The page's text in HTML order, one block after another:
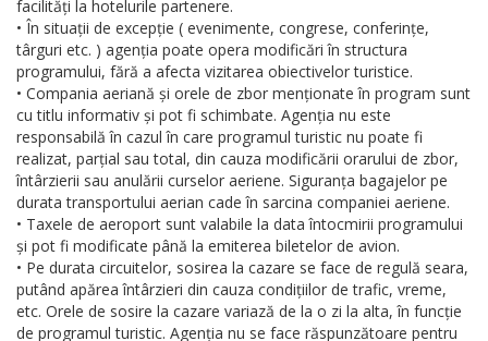
facilități la hotelurile partenere.
• În situații de excepție ( evenimente, congrese, conferințe,
târguri etc. ) agenția poate opera modificări în structura
programului, fără a afecta vizitarea obiectivelor turistice.
• Compania aeriană și orele de zbor menționate în program sunt
cu titlu informativ și pot fi schimbate. Agenția nu este
responsabilă în cazul în care programul turistic nu poate fi
realizat, parțial sau total, din cauza modificării orarului de zbor,
întârzierii sau anulării curselor aeriene. Siguranța bagajelor pe
durata transportului aerian cade în sarcina companiei aeriene.
• Taxele de aeroport sunt valabile la data întocmirii programului
și pot fi modificate până la emiterea biletelor de avion.
• Pe durata circuitelor, sosirea la cazare se face de regulă seara,
putând apărea întârzieri din cauza condițiilor de trafic, vreme,
etc. Orele de sosire la cazare variază de la o zi la alta, în funcție
de programul turistic. Agenția nu se face răspunzătoare pentru